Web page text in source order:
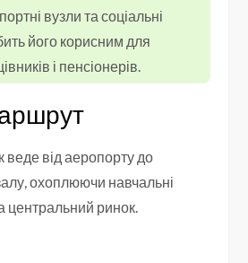
вузли та соціальні
його корисним для
і пенсіонерів.
від аеропорту до
охоплюючи навчальні
центральний ринок.